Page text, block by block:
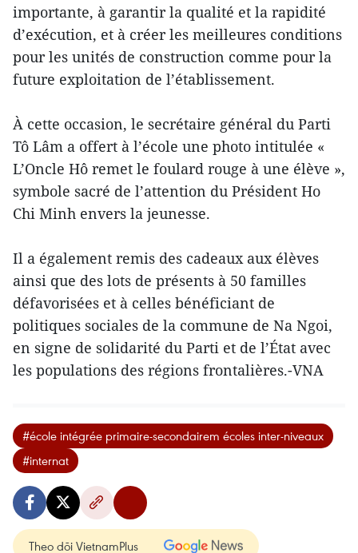
importante, à garantir la qualité et la rapidité
d’exécution, et à créer les meilleures conditions
pour les unités de construction comme pour la
future exploitation de l’établissement.
À cette occasion, le secrétaire général du Parti
Tô Lâm a offert à l’école une photo intitulée «
L’Oncle Hô remet le foulard rouge à une élève »,
symbole sacré de l’attention du Président Ho
Chi Minh envers la jeunesse.
Il a également remis des cadeaux aux élèves
ainsi que des lots de présents à 50 familles
défavorisées et à celles bénéficiant de
politiques sociales de la commune de Na Ngoi,
en signe de solidarité du Parti et de l’État avec
les populations des régions frontalières.-VNA
#école intégrée primaire-secondairem écoles inter-niveaux
#internat
Theo dõi VietnamPlus